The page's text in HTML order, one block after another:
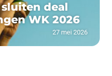
sluiten deal
WK 2026
27 mei 2026